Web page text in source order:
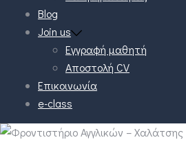
Blog
Join us
Εγγραφή μαθητή
Αποστολή CV
Επικοινωνία
e-class